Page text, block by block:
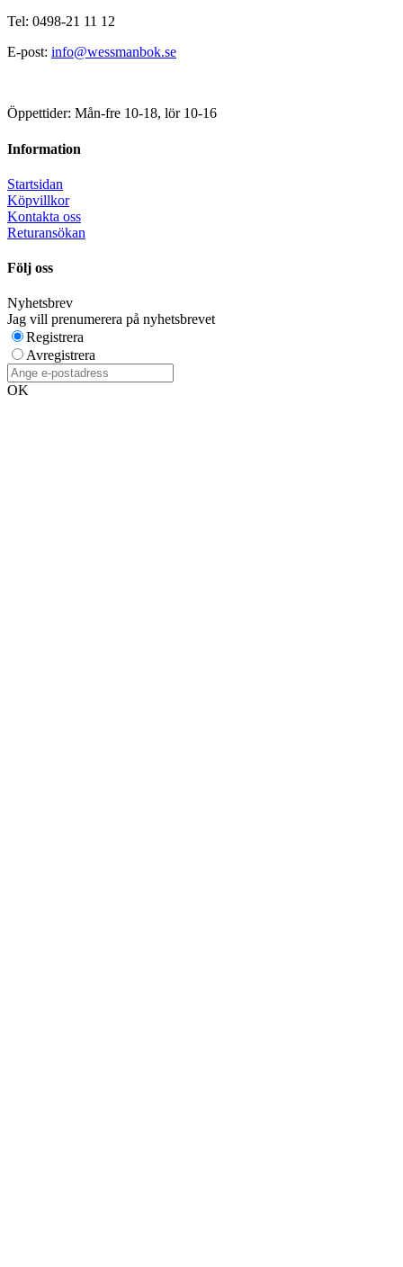
Tel: 0498-21 11 12
E-post: info@wessmanbok.se
Öppettider: Mån-fre 10-18, lör 10-16
Information
Startsidan
Köpvillkor
Kontakta oss
Returansökan
Följ oss
Nyhetsbrev
Jag vill prenumerera på nyhetsbrevet
Registrera
Avregistrera
OK